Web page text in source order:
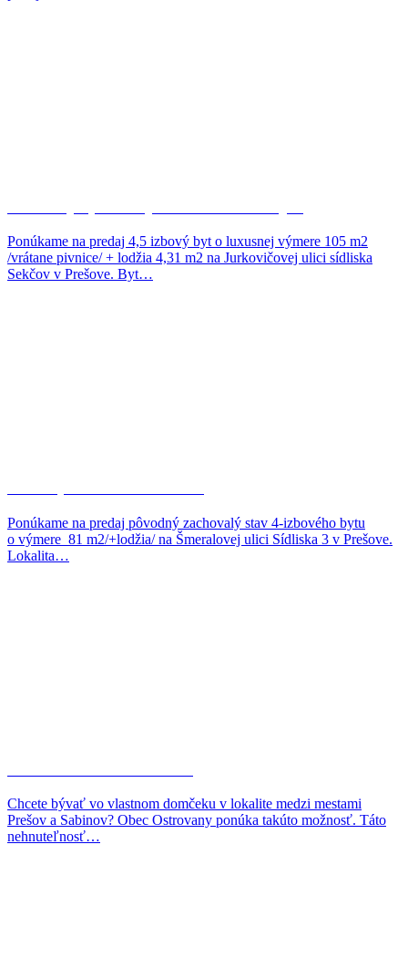
Ponúkame na predaj 4,5 izbový byt o luxusnej výmere 105 m2
/vrátane pivnice/ + lodžia 4,31 m2 na Jurkovičovej ulici sídliska
Sekčov v Prešove. Byt…
Ponúkame na predaj pôvodný zachovalý stav 4-izbového bytu
o výmere 81 m2/+lodžia/ na Šmeralovej ulici Sídliska 3 v Prešove.
Lokalita…
Chcete bývať vo vlastnom domčeku v lokalite medzi mestami
Prešov a Sabinov? Obec Ostrovany ponúka takúto možnosť. Táto
nehnuteľnosť…